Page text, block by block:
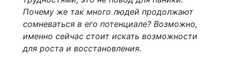
Почему же так много людей продолжают
сомневаться в его потенциале? Возможно,
именно сейчас стоит искать возможности
для роста и восстановления.